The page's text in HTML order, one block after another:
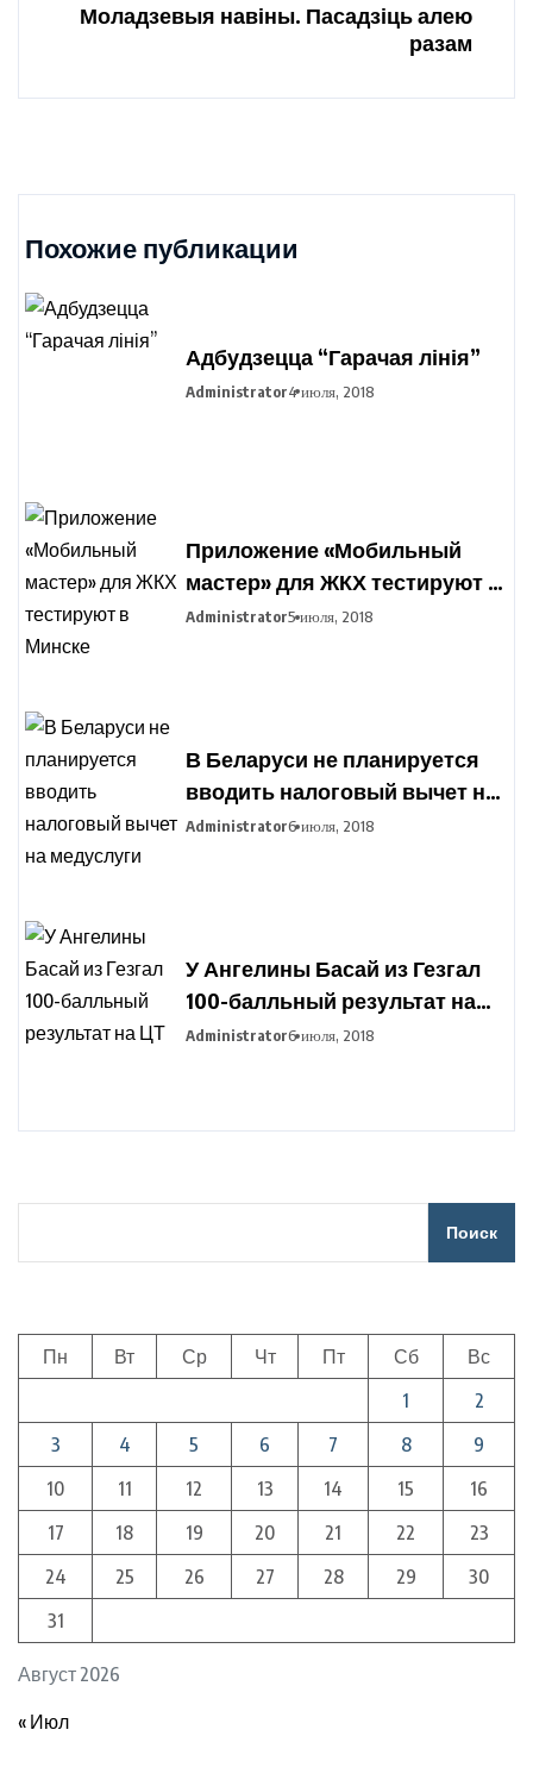
Моладзевыя навіны. Пасадзіць алею
разам
Похожие публикации
Адбудзецца “Гарачая лінія”
Administrator4 июля, 2018
Приложение «Мобильный
мастер» для ЖКХ тестируют в
Минске
Administrator5 июля, 2018
В Беларуси не планируется
вводить налоговый вычет на
медуслуги
Administrator6 июля, 2018
У Ангелины Басай из Гезгал
100-балльный результат на
ЦТ
Administrator6 июля, 2018
Поиск
Август 2026
Пн Вт Ср Чт Пт Сб
Вс
1
2
3
4 5 6 7 8
9
10
11 12 13 14 15
16
17
18 19 20 21 22
23
24
25 26 27 28 29
30
31
« Июл